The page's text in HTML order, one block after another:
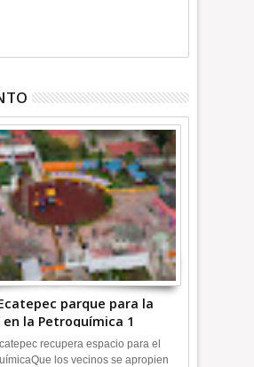
parque para la
la Petroquímica 1
recupera espacio para el
los vecinos se apropien